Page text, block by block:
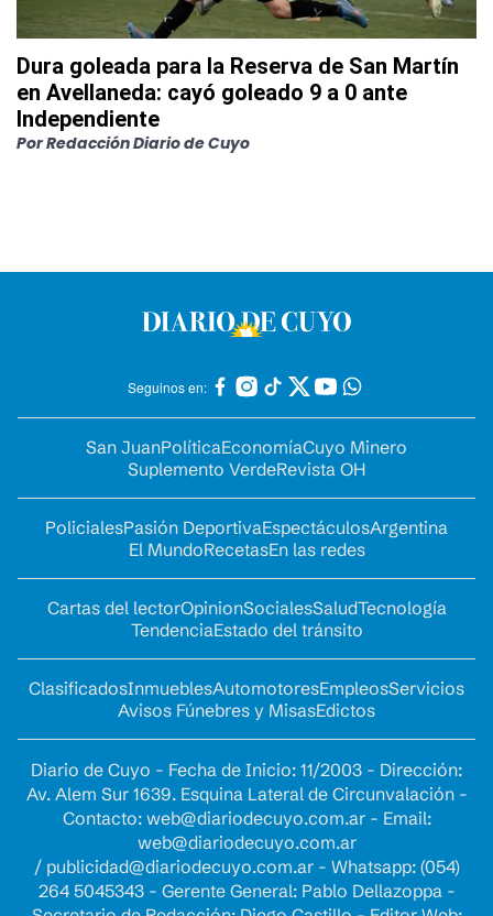
Dura goleada para la Reserva de San Martín
en Avellaneda: cayó goleado 9 a 0 ante
Independiente
PorRedacción Diario de Cuyo
Seguinos en:
San JuanPolíticaEconomíaCuyo Minero
Suplemento VerdeRevista OH
PolicialesPasión DeportivaEspectáculosArgentina
El MundoRecetasEn las redes
Cartas del lectorOpinionSocialesSaludTecnología
TendenciaEstado del tránsito
ClasificadosInmueblesAutomotoresEmpleosServicios
Avisos Fúnebres y MisasEdictos
Diario de Cuyo - Fecha de Inicio: 11/2003 - Dirección:
Av. Alem Sur 1639. Esquina Lateral de Circunvalación -
Contacto: web@diariodecuyo.com.ar- Email:
web@diariodecuyo.com.ar
/ publicidad@diariodecuyo.com.ar- Whatsapp: (054)
264 5045343 - Gerente General: Pablo Dellazoppa -